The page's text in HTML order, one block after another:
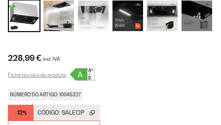
+4
228,99 € incl. IVA
Ficha técnica do produto
NÚMERO DO ARTIGO: 10045327
-12% CÓDIGO: SALE12P